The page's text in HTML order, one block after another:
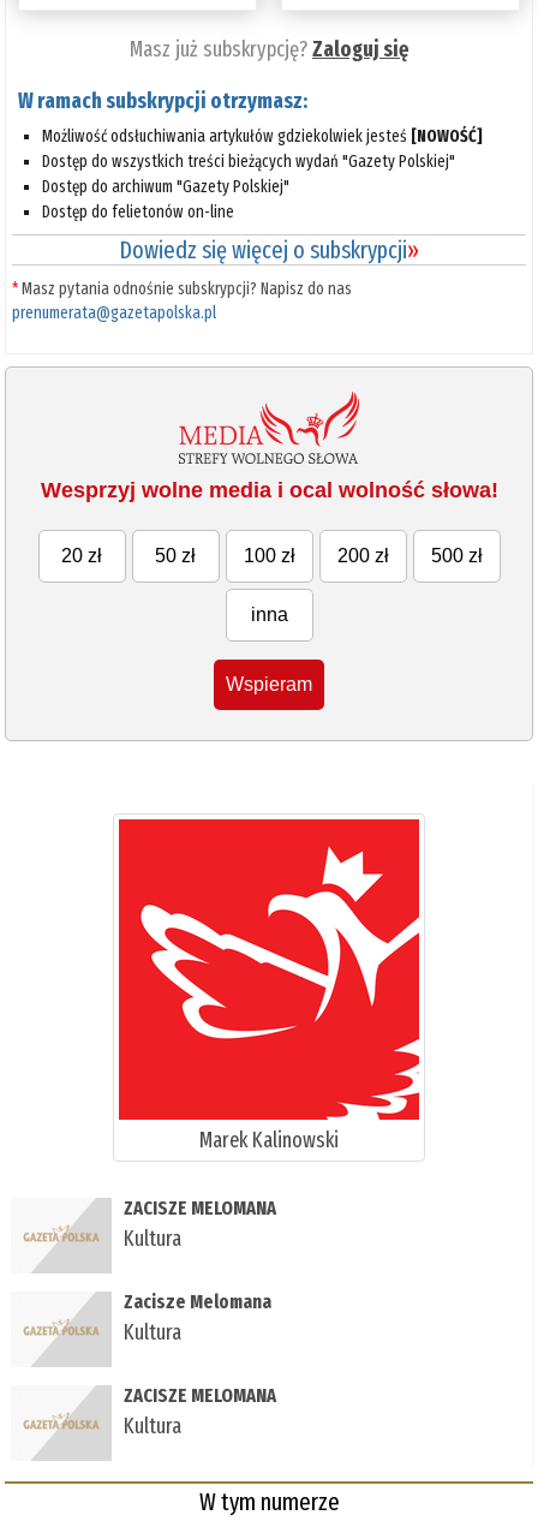
Masz już subskrypcję?Zaloguj się
W ramach subskrypcji otrzymasz:
Możliwość odsłuchiwania artykułów gdziekolwiek jesteś [NOWOŚĆ]
Dostęp do wszystkich treści bieżących wydań "Gazety Polskiej"
Dostęp do archiwum "Gazety Polskiej"
Dostęp do felietonów on-line
Dowiedz się więcej o subskrypcji»
*Masz pytania odnośnie subskrypcji? Napisz do nas
prenumerata@gazetapolska.pl
Wesprzyj wolne media i ocal wolność słowa!
20 zł 50 zł 100 zł 200 zł 500 zł
inna
Wspieram
Marek Kalinowski
ZACISZE MELOMANA
Kultura
Zacisze Melomana
Kultura
ZACISZE MELOMANA
Kultura
W tym numerze